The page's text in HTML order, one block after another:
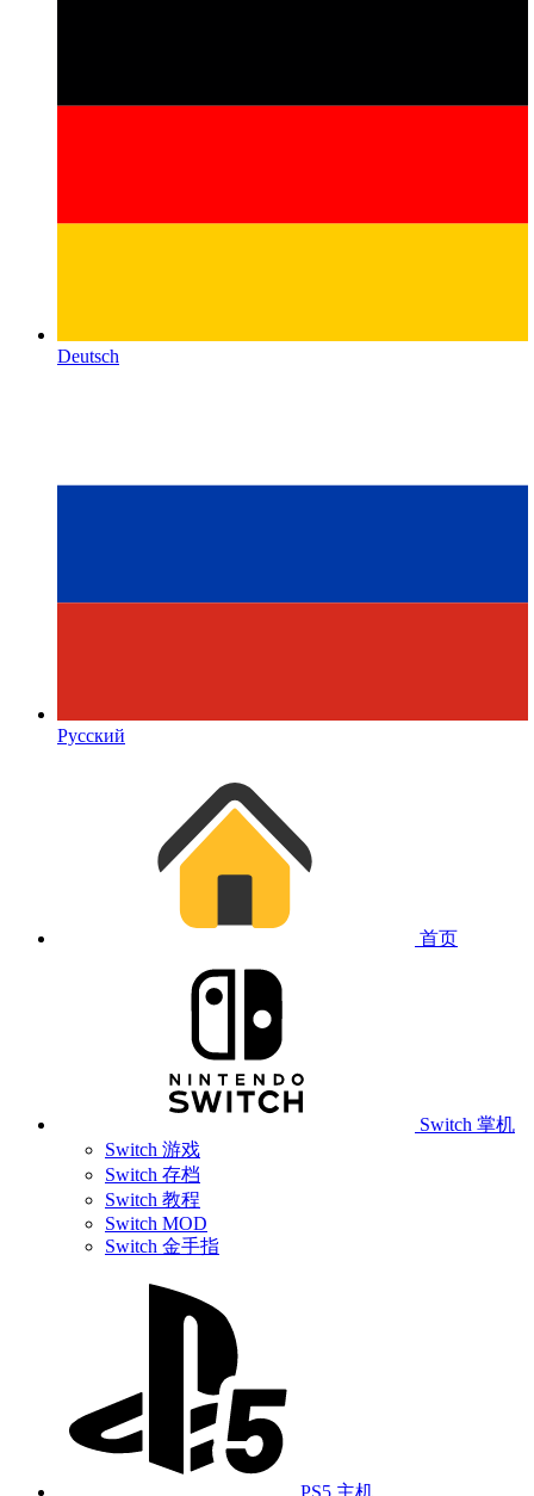
Deutsch
Русский
首页
Switch 掌机
Switch 游戏
Switch 存档
Switch 教程
Switch MOD
Switch 金手指